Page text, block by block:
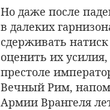
Но даже после
в далеких
сдерживать
оценить их
престоле
Вечный Рим,
Армии Врангеля